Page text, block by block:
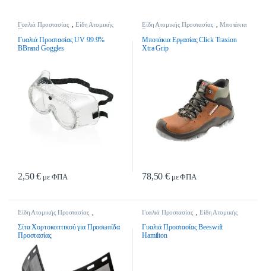
Γυαλιά Προστασίας
Είδη Ατομικής
Προστασίας
Γυαλιά Προστασίας UV 99.9%
BBrand Goggles
2,50€ με ΦΠΑ
Είδη Ατομικής Προστασίας
Μποτάκια
Εργασίας
Μποτάκια Εργασίας Click Traxion
Xtra Grip
78,50€ με ΦΠΑ
Είδη Ατομικής Προστασίας
Σίτα Χορτοκοπτικού για Προσωπίδα
Προστασίας
Γυαλιά Προστασίας
Είδη Ατομικής
Γυαλιά Προστασίας Beeswift
Hamilton